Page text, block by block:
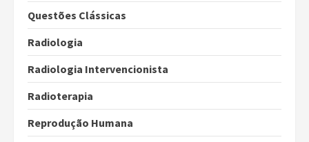
Questões Clássicas
Radiologia
Radiologia Intervencionista
Radioterapia
Reprodução Humana